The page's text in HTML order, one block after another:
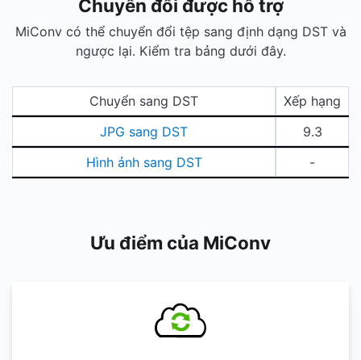
Chuyển đổi được hỗ trợ
MiConv có thể chuyển đổi tệp sang định dạng DST và
ngược lại. Kiểm tra bảng dưới đây.
Chuyển sang DST
Xếp hạng
JPG sang DST
9.3
Hình ảnh sang DST
-
Ưu điểm của MiConv